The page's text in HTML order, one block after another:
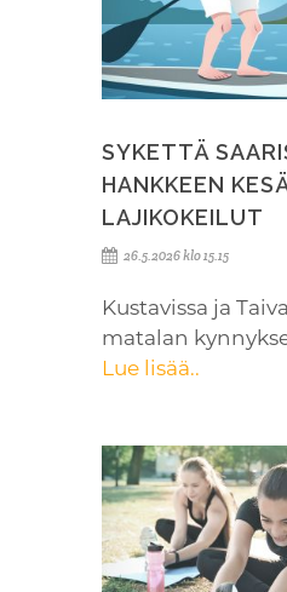
SYKETTÄ
HANKKEEN
LAJIKOKEILUT
26.5.2026 klo 15.15
Kustavissa ja
matalan
Lue lisää..